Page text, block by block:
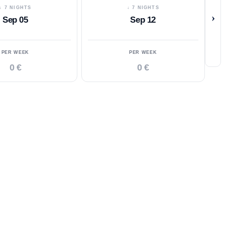
↓ 7 NIGHTS
Sep 05
PER WEEK
0 €
↓ 7 NIGHTS
Sep 12
PER WEEK
0 €
›